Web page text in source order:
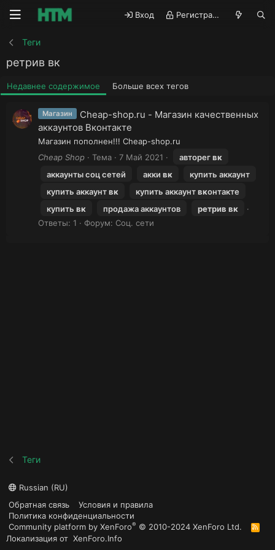
Вход Регистрация
Теги
ретрив вк
Недавнее содержимое Больше всех тегов
Магазин
Сheap-shop.ru - Магазин качественных
аккаунтов Вконтакте
Магазин пополнен!!! Сheap-shop.ru
Cheap Shop
Тема 7 Май 2021 авторегвк
аккаунты соц сетей
акки вк
купить аккаунт
купить аккаунтвк купить аккаунтвконтакте
купить вк продажа аккаунтов ретрив вк
Ответы: 1
Форум: Соц. сети
Теги
Russian (RU)
Обратная связь
Условия и правила
Политика конфиденциальности
Community platform by XenForo® © 2010-2024 XenForo Ltd.
R
S
Локализация от XenForo.Info